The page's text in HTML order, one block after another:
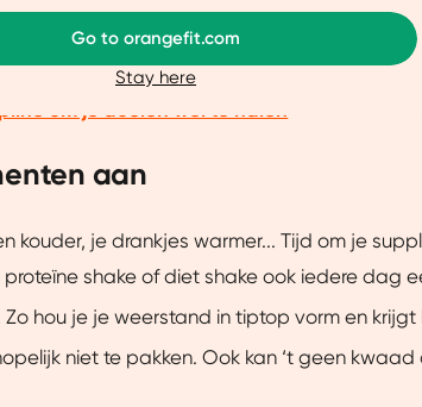
ze ons om onze website te verbeteren. We
ervaring te bieden. Meer weten?
Goed om te weten: discipline is belangrijker
motivatie. Blijf dus gaan, ook wanneer je
om je doelen wél te halen
aan
kouder, je drankjes warmer... Tijd om je
shake of diet shake ook iedere dag
Zo hou je je weerstand in tiptop vorm en krijgt
niet te pakken. Ook kan ‘t geen kwaad
Go to orangefit.com
Stay here